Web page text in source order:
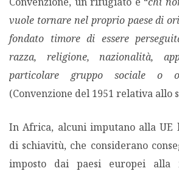
vuole tornare nel proprio paese di
fondato timore di essere
razza, religione, nazionalità,
particolare gruppo sociale o
(Convenzione del 1951 relativa allo
In Africa, alcuni imputano alla UE
di schiavitù, che considerano
imposto dai paesi europei alla